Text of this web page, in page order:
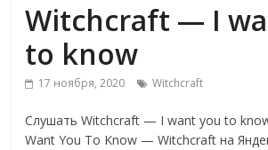
Witchcraft — I
to know
17 ноября, 2020 Witchcraft
Слушать Witchcraft — I want you to
Want You To Know — Witchcraft на